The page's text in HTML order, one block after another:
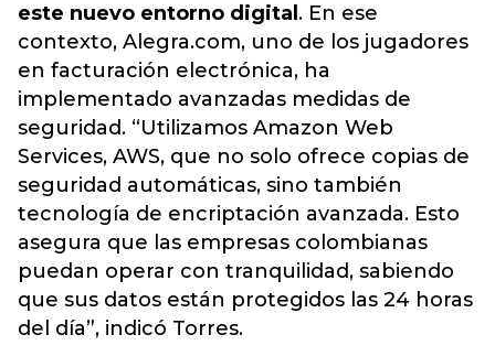
este nuevo entorno digital . En ese
contexto, Alegra.com, uno de los jugadores
en facturación electrónica, ha
implementado avanzadas medidas de
seguridad. “Utilizamos Amazon Web
Services, AWS, que no solo ofrece copias de
seguridad automáticas, sino también
tecnología de encriptación avanzada. Esto
asegura que las empresas colombianas
puedan operar con tranquilidad, sabiendo
que sus datos están protegidos las 24 horas
del día”, indicó Torres.